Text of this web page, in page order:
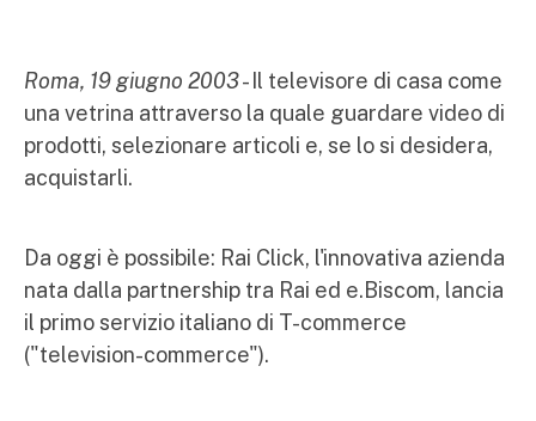
Roma, 19 giugno 2003- Il televisore di casa come
una vetrina attraverso la quale guardare video di
prodotti, selezionare articoli e, se lo si desidera,
acquistarli.
Da oggi è possibile: Rai Click, l'innovativa azienda
nata dalla partnership tra Rai ed e.Biscom, lancia
il primo servizio italiano di T-commerce
("television-commerce").